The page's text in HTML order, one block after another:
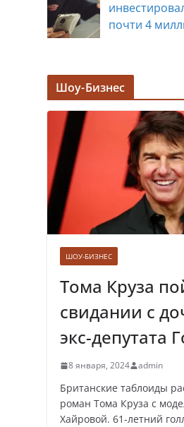
почти 4
Задержана
Ситникова, в
прошли
Лолита
на
из
Врач назвал
продукты для
Врачи
младенца,
замерзать на
Шоу-Бизнес
ШОУ-БИЗНЕС
Тома Круза
свидании с
экс-депутата
8 января, 2024 admin
Британские таблоиды
роман Тома Круза с
Хайровой. 61-летний